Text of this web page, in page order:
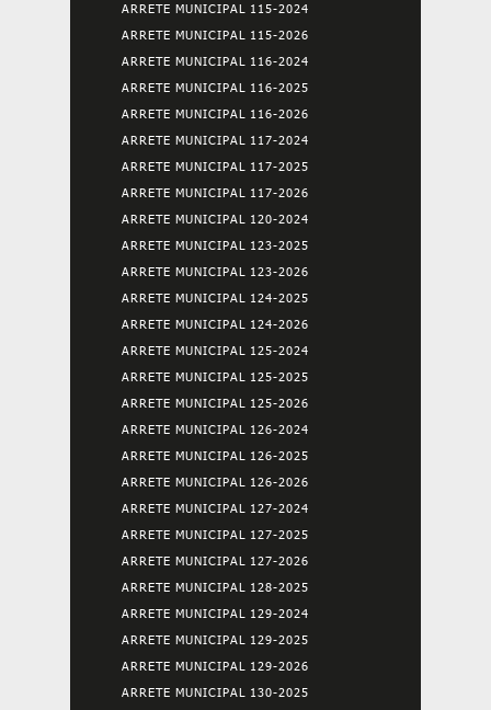
ARRETE MUNICIPAL 115-2024
ARRETE MUNICIPAL 115-2026
ARRETE MUNICIPAL 116-2024
ARRETE MUNICIPAL 116-2025
ARRETE MUNICIPAL 116-2026
ARRETE MUNICIPAL 117-2024
ARRETE MUNICIPAL 117-2025
ARRETE MUNICIPAL 117-2026
ARRETE MUNICIPAL 120-2024
ARRETE MUNICIPAL 123-2025
ARRETE MUNICIPAL 123-2026
ARRETE MUNICIPAL 124-2025
ARRETE MUNICIPAL 124-2026
ARRETE MUNICIPAL 125-2024
ARRETE MUNICIPAL 125-2025
ARRETE MUNICIPAL 125-2026
ARRETE MUNICIPAL 126-2024
ARRETE MUNICIPAL 126-2025
ARRETE MUNICIPAL 126-2026
ARRETE MUNICIPAL 127-2024
ARRETE MUNICIPAL 127-2025
ARRETE MUNICIPAL 127-2026
ARRETE MUNICIPAL 128-2025
ARRETE MUNICIPAL 129-2024
ARRETE MUNICIPAL 129-2025
ARRETE MUNICIPAL 129-2026
ARRETE MUNICIPAL 130-2025